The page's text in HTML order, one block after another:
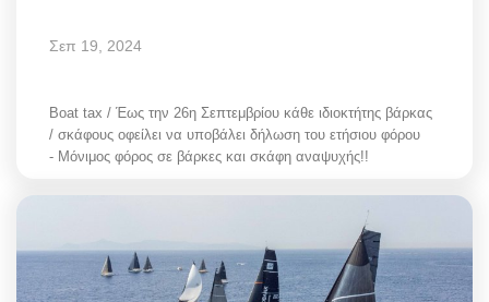
Σεπ 19, 2024
Boat tax / Έως την 26η Σεπτεμβρίου κάθε ιδιοκτήτης βάρκας
/ σκάφους οφείλει να υποβάλει δήλωση του ετήσιου φόρου
- Μόνιμος φόρος σε βάρκες και σκάφη αναψυχής!!